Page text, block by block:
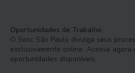
Oportunidades de Trabalho
O Sesc São Paulo divulga seus
exclusivamente online. Acesse agora
oportunidades disponíveis.